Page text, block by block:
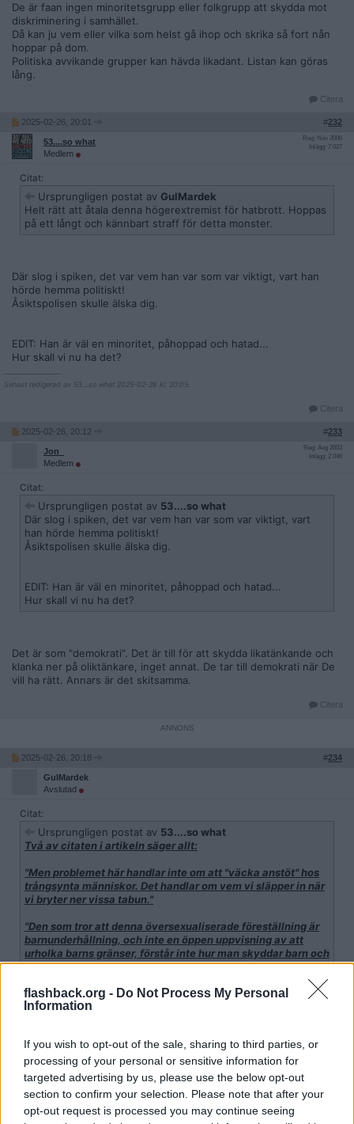
flashback.org - Do Not Process My Personal
Information
If you wish to opt-out of the sale, sharing to third parties, or
processing of your personal or sensitive information for
targeted advertising by us, please use the below opt-out
section to confirm your selection. Please note that after your
opt-out request is processed you may continue seeing
De är faan ingen minoritetsgrupp eller folkgrupp att skydda mot
diskriminering i samhället.
Då kan ju vem eller vilka som helst gå ihop och skrika så fort nån
hoppar på dom.
Politiska avvikande grupper kan hävda likadant. Listan kan göras
lång.
Citera
2025-02-26, 20:01 #232
53....so what
Medlem
Reg: Nov 2006
Inlägg: 7 027
Citat:
Ursprungligen postat av GulMardek
Helt rätt att åtala denna högerextremist för hatbrott. Hoppas
på ett långt och kännbart straff för detta monster.
Där slog i spiken, det var vem han var som var viktigt, vart han
hörde hemma politiskt!
Åsiktspolisen skulle älska dig.
EDIT: Han är väl en minoritet, påhoppad och hatad...
Hur skall vi nu ha det?
Senast redigerad av 53....so what 2025-02-26 kl. 20:05.
Citera
2025-02-26, 20:12 #233
Jon_
Medlem
Reg: Aug 2003
Inlägg: 2 046
Citat:
Ursprungligen postat av 53....so what
Där slog i spiken, det var vem han var som var viktigt, vart
han hörde hemma politiskt!
Åsiktspolisen skulle älska dig.
EDIT: Han är väl en minoritet, påhoppad och hatad...
Hur skall vi nu ha det?
Det är som "demokrati". Det är till för att skydda likatänkande och
klanka ner på oliktänkare, inget annat. De tar till demokrati när De
vill ha rätt. Annars är det skitsamma.
Citera
2025-02-26, 20:18 #234
GulMardek
Avslutad
Citat:
Ursprungligen postat av 53....so what
Två av citaten i artikeln säger allt:
"Men problemet här handlar inte om att "väcka anstöt" hos
trångsynta människor. Det handlar om vem vi släpper in när
vi bryter ner vissa tabun."
"Den som tror att denna översexualiserade föreställning är
barnunderhållning, och inte en öppen uppvisning av att
urholka barns gränser, förstår inte hur man skyddar barn och
bör därför inte arbeta i närheten av barn.
Tack och lov så lyssnar inte rätten på högerextremistiska hatare
Citat:
Ursprungligen postat av 53....so what
Min fetning.